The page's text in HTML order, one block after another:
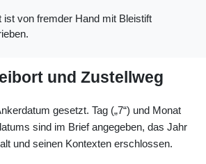
ist von fremder Hand mit Bleistift
und Zustellweg
gesetzt. Tag („7“) und Monat
sind im Brief angegeben, das Jahr
und seinen Kontexten erschlossen.